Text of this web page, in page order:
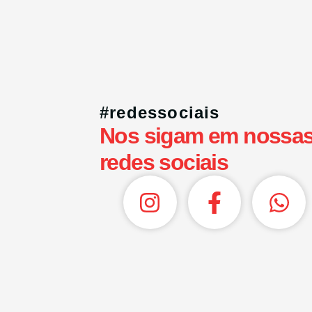
#redessociais
Nos sigam em
redes sociais